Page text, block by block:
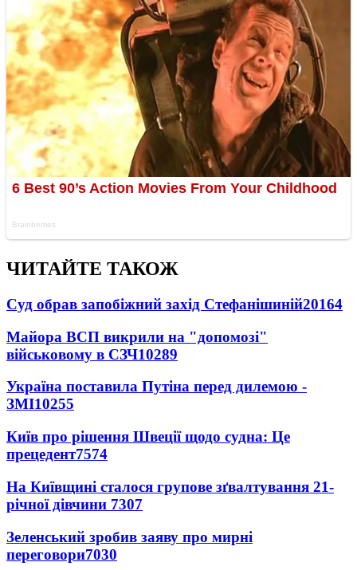
ЧИТАЙТЕ ТАКОЖ
Суд обрав запобіжний захід Стефанішиній20164
Майора ВСП викрили на "допомозі"
військовому в СЗЧ10289
Україна поставила Путіна перед дилемою -
ЗМІ10255
Київ про рішення Швеції щодо судна: Це
прецедент7574
На Київщині сталося групове зґвалтування 21-
річної дівчини 7307
Зеленський зробив заяву про мирні
переговори7030